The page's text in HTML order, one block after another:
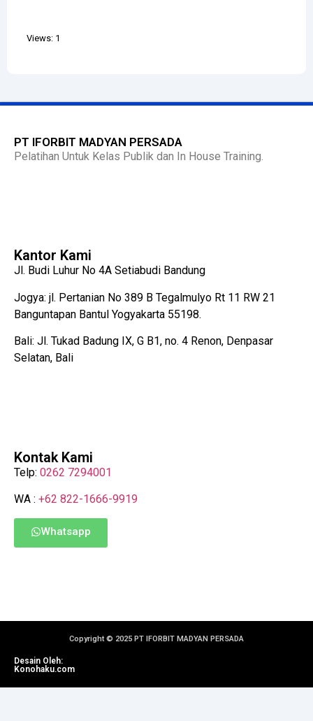
Views: 1
PT IFORBIT MADYAN PERSADA
Pelatihan Untuk Kelas Publik dan In House Training.
Kantor Kami
Jl. Budi Luhur No 4A Setiabudi Bandung
Jogya: jl. Pertanian No 389 B Tegalmulyo Rt 11 RW 21
Banguntapan Bantul Yogyakarta 55198.
Bali: Jl. Tukad Badung IX, G B1, no. 4 Renon, Denpasar
Selatan, Bali
Kontak Kami
Telp: 0262 7294001
WA : +62 822-1666-9919
Whatsapp
Copyright © 2025 PT IFORBIT MADYAN PERSADA
Desain Oleh:
Konohaku.com